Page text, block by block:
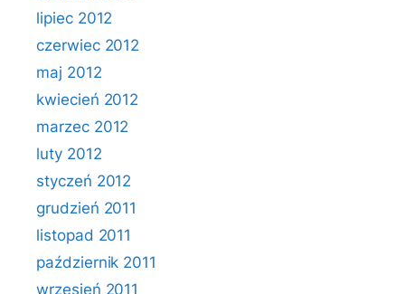
lipiec 2012
czerwiec 2012
maj 2012
kwiecień 2012
marzec 2012
luty 2012
styczeń 2012
grudzień 2011
listopad 2011
październik 2011
wrzesień 2011